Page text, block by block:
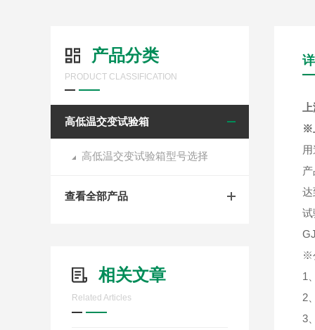
产品分类
PRODUCT CLASSIFICATION
高低温交变试验箱
高低温交变试验箱型号选择
查看全部产品
相关文章
Related Articles
※
达
试
※
1
2
3